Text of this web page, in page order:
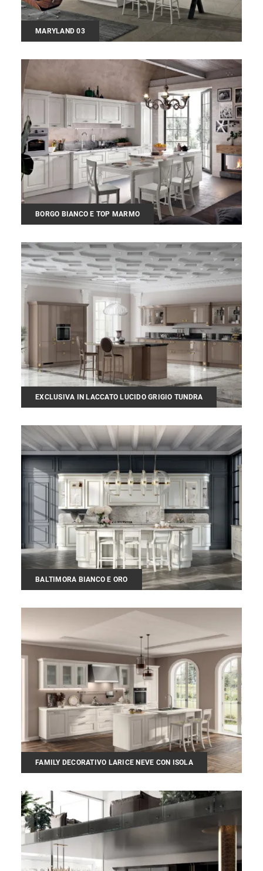
MARYLAND 03
BORGO BIANCO E TOP MARMO
EXCLUSIVA IN LACCATO LUCIDO GRIGIO TUNDRA
BALTIMORA BIANCO E ORO
FAMILY DECORATIVO LARICE NEVE CON ISOLA